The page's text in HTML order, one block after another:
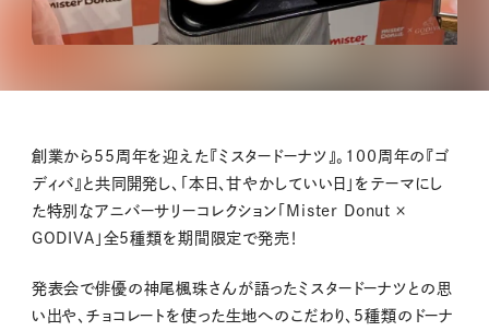
創業から55周年を迎えた『ミスタードーナツ』。100周年の『ゴ
ディバ』と共同開発し、「本日、甘やかしていい日」をテーマにし
た特別なアニバーサリーコレクション「Mister Donut ×
GODIVA」全5種類を期間限定で発売！
発表会で俳優の神尾楓珠さんが語ったミスタードーナツとの思
い出や、チョコレートを使った生地へのこだわり、5種類のドーナ